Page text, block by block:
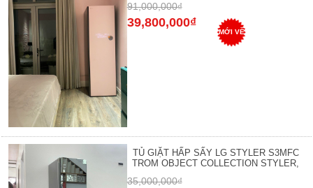
91,000,000₫
39,800,000₫
MỚI VỀ
TỦ GIẶT HẤP SẤY LG STYLER S3MFC
TROM OBJECT COLLECTION STYLER,
35,000,000₫